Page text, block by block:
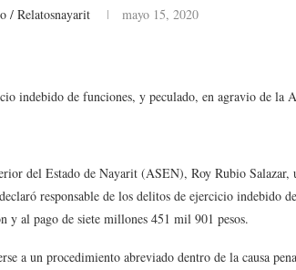
/ Relatosnayarit mayo 15, 2020
indebido de funciones, y peculado, en agravio de la
del Estado de Nayarit (ASEN), Roy Rubio Salazar,
responsable de los delitos de ejercicio indebido
y al pago de siete millones 451 mil 901 pesos.
a un procedimiento abreviado dentro de la causa